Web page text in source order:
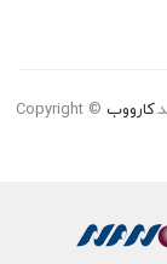
کارووب Copyright ©